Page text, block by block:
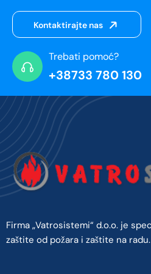
Kontaktirajte nas
Trebati pomoć?
+38733 780 130
Firma „Vatrosistemi“ d.o.o. je
zaštite od požara i zaštite na radu.